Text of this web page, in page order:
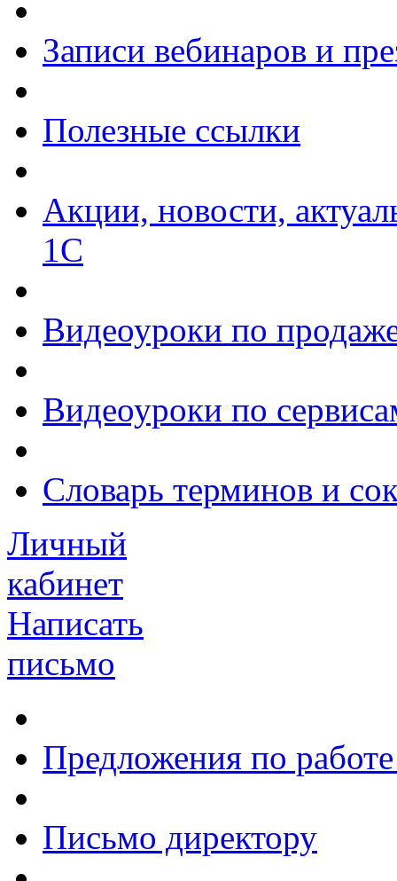
Записи вебинаров и
Полезные ссылки
Акции, новости,
1С
Видеоуроки по
Видеоуроки по
Словарь терминов и
Личный
кабинет
Написать
письмо
Предложения по работе
Письмо директору